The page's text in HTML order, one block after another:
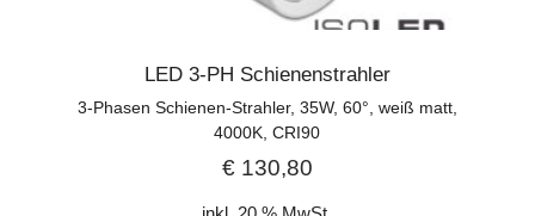
LED 3-PH Schienenstrahler
3-Phasen Schienen-Strahler, 35W, 60°, weiß matt,
4000K, CRI90
€130,80